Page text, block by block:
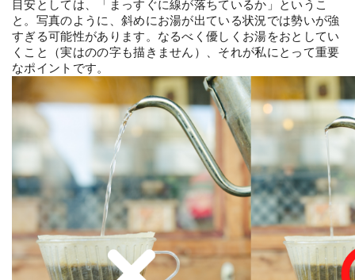
目安としては、「まっすぐに線が落ちているか」というこ
と。写真のように、斜めにお湯が出ている状況では勢いが強
すぎる可能性があります。なるべく優しくお湯をおとしてい
くこと（実はのの字も描きません）、それが私にとって重要
なポイントです。